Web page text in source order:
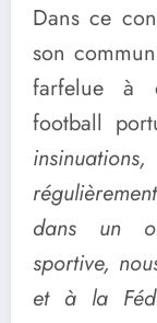
Dans ce
son
farfelue à
football
dans un
sportive,
et à la